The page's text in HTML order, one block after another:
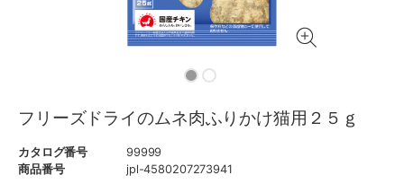
フリーズドライのムネ肉ふりかけ猫用２５ｇ
カタログ番号
99999
商品番号
jpl-4580207273941